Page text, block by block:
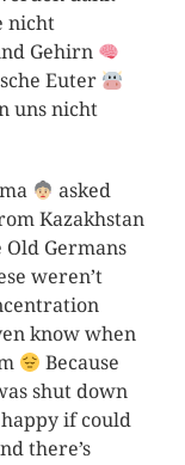
nicht
Gehirn
Euter
uns nicht
asked
Kazakhstan
Old Germans
weren’t
know when
Because
shut down
if could
there’s